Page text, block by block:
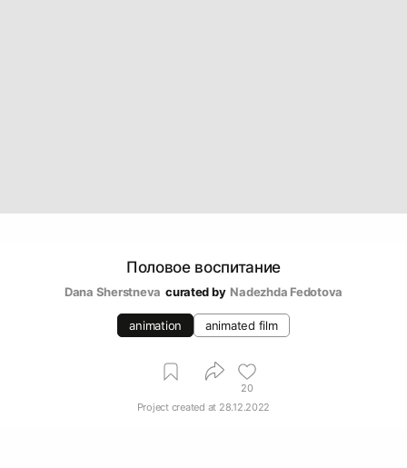
Половое воспитание
Dana Sherstneva curated by Nadezhda Fedotova
animation animated film
20
Project created at 28.12.2022